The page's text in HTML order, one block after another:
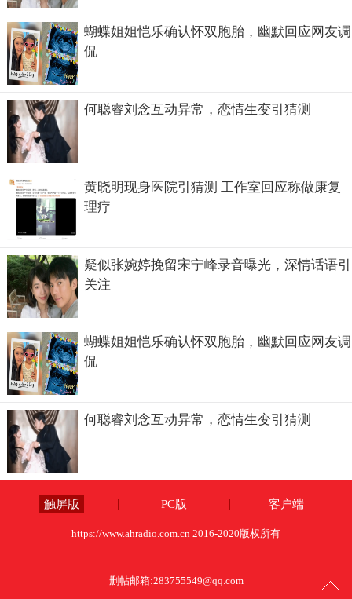
蝴蝶姐姐恺乐确认怀双胞胎，幽默回应网友调
侃
何聪睿刘念互动异常，恋情生变引猜测
黄晓明现身医院引猜测 工作室回应称做康复
理疗
疑似张婉婷挽留宋宁峰录音曝光，深情话语引
关注
蝴蝶姐姐恺乐确认怀双胞胎，幽默回应网友调
侃
何聪睿刘念互动异常，恋情生变引猜测
触屏版 PC版 客户端
https://www.ahradio.com.cn 2016-2020版权所有
删帖邮箱:283755549@qq.com